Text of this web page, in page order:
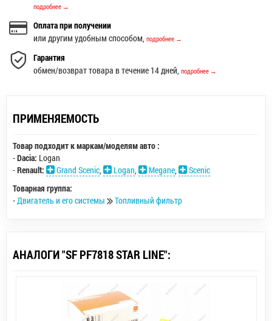
подробнее →
Оплата при получении
или другим удобным способом, подробнее →
Гарантия
обмен/возврат товара в течение 14 дней, подробнее →
ПРИМЕНЯЕМОСТЬ
Товар подходит к маркам/моделям авто :
-Dacia: Logan
-Renault: Grand Scenic, Logan, Megane,
Scenic
Товарная группа:
-Двигатель и его системы Топливный фильтр
АНАЛОГИ "SF PF7818 STAR LINE":